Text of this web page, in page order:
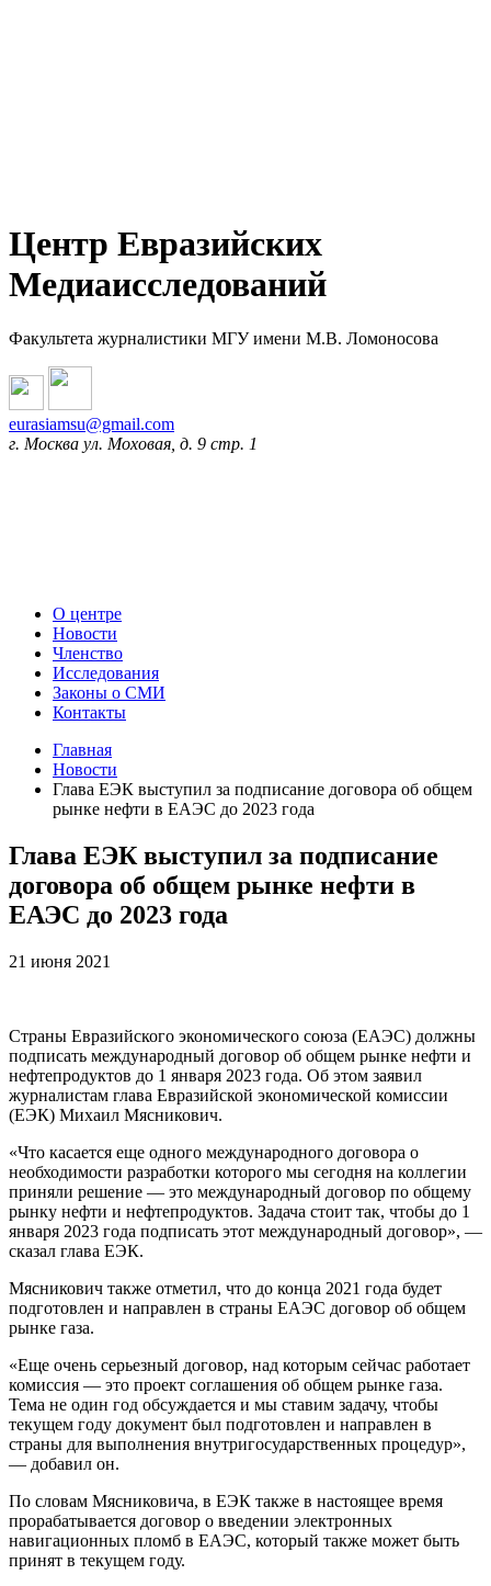
Центр Евразийских
Медиаисследований
Факультета журналистики МГУ имени М.В. Ломоносова
eurasiamsu@gmail.com
г. Москва ул. Моховая, д. 9 стр. 1
О центре
Новости
Членство
Исследования
Законы о СМИ
Контакты
Главная
Новости
Глава ЕЭК выступил за подписание договора об общем
рынке нефти в ЕАЭС до 2023 года
Глава ЕЭК выступил за подписание
договора об общем рынке нефти в
ЕАЭС до 2023 года
21 июня 2021
Страны Евразийского экономического союза (ЕАЭС) должны
подписать международный договор об общем рынке нефти и
нефтепродуктов до 1 января 2023 года. Об этом заявил
журналистам глава Евразийской экономической комиссии
(ЕЭК) Михаил Мясникович.
«Что касается еще одного международного договора о
необходимости разработки которого мы сегодня на коллегии
приняли решение — это международный договор по общему
рынку нефти и нефтепродуктов. Задача стоит так, чтобы до 1
января 2023 года подписать этот международный договор», —
сказал глава ЕЭК.
Мясникович также отметил, что до конца 2021 года будет
подготовлен и направлен в страны ЕАЭС договор об общем
рынке газа.
«Еще очень серьезный договор, над которым сейчас работает
комиссия — это проект соглашения об общем рынке газа.
Тема не один год обсуждается и мы ставим задачу, чтобы
текущем году документ был подготовлен и направлен в
страны для выполнения внутригосударственных процедур»,
— добавил он.
По словам Мясниковича, в ЕЭК также в настоящее время
прорабатывается договор о введении электронных
навигационных пломб в ЕАЭС, который также может быть
принят в текущем году.